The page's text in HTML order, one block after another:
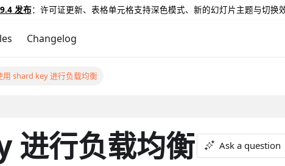
发布：许可证更新、表格单元格支持深色模式、新的幻灯片主题与切换
Changelog
用 shard key 进行负载均衡
进行负载均衡 Ask a question